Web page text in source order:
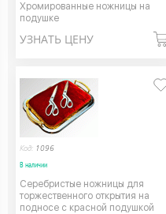
Хромированные ножницы на
подушке
УЗНАТЬ ЦЕНУ
Код: 1096
В наличии
Серебристые ножницы для
торжественного открытия на
подносе с красной подушкой